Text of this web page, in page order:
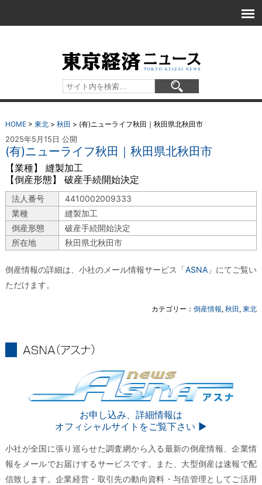
HOME> 東北> 秋田 > (有)ニューライフ秋田｜秋田県北秋田市
2025年5月15日 公開
(有)ニューライフ秋田｜秋田県北秋田市
【業種】 縫製加工
【倒産形態】 破産手続開始決定
法人番号
4410002009333
業種
縫製加工
倒産形態
破産手続開始決定
所在地
秋田県北秋田市
倒産情報の詳細は、小社のメール情報サービス「ASNA 」にてご覧い
ただけます。
カテゴリー：倒産情報,秋田 ,東北
お申し込み、詳細情報は
オフィシャルサイトをご覧下さい ▶︎
小社が全国に張り巡らせた調査網から入る最新の倒産情報、企業情
報をメールでお届けするサービスです。また、大型倒産は速報で配
信致します。企業経営・取引先の動向資料・与信管理としてご活用